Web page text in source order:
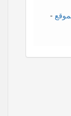
-